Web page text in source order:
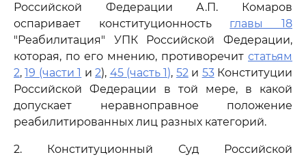
Российской Федерации А.П. Комаров
оспаривает конституционность главы 18
"Реабилитация" УПК Российской Федерации,
которая, по его мнению, противоречит статьям
2,19 (части 1 и2), 45 (часть 1), 52и 53Конституции
Российской Федерации в той мере, в какой
допускает неравноправное положение
реабилитированных лиц разных категорий.
2. Конституционный Суд Российской